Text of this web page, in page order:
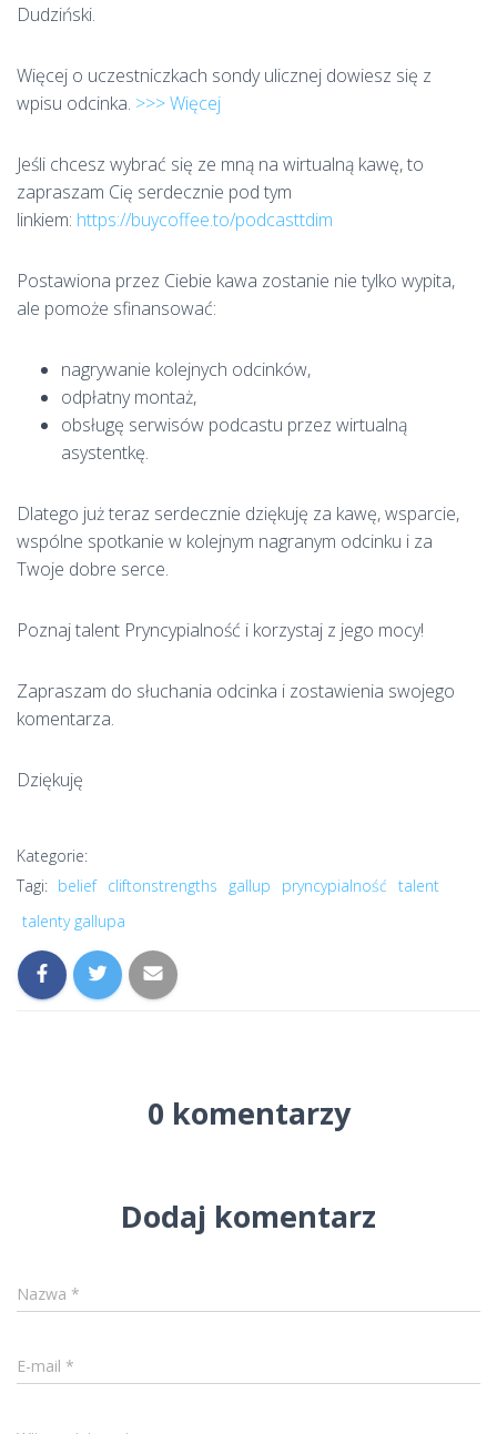
Dudziński.
Więcej o uczestniczkach sondy ulicznej dowiesz się z
wpisu odcinka. >>> Więcej
Jeśli chcesz wybrać się ze mną na wirtualną kawę, to
zapraszam Cię serdecznie pod tym
linkiem: https://buycoffee.to/podcasttdim
Postawiona przez Ciebie kawa zostanie nie tylko wypita,
ale pomoże sfinansować:
nagrywanie kolejnych odcinków,
odpłatny montaż,
obsługę serwisów podcastu przez wirtualną
asystentkę.
Dlatego już teraz serdecznie dziękuję za kawę, wsparcie,
wspólne spotkanie w kolejnym nagranym odcinku i za
Twoje dobre serce.
Poznaj talent Pryncypialność i korzystaj z jego mocy!
Zapraszam do słuchania odcinka i zostawienia swojego
komentarza.
Dziękuję
Kategorie:
Tagi: belief cliftonstrengths gallup pryncypialność talent
talenty gallupa
0 komentarzy
Dodaj komentarz
Nazwa *
E-mail *